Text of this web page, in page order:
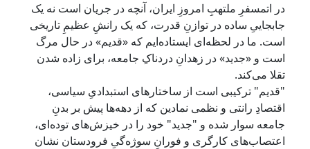
در اتمسفرِ ملتهبِ امروزِ ایران، آنچه در جریان است نه یک
جابجاییِ ساده در توازنِ قدرت، که یک رانشِ عظیمِ تاریخی
است. ما در لحظه‌ای ایستاده‌ایم که «قدیم» در حال مرگ
است و «جدید» در زهدانِ دردناکِ جامعه، برای زاده شدن
تقلا می‌کند.
"قدیم" ترکیبی است از ساختارهای استبدادیِ سیاسی،
اقتصادِ رانتی و نظمی نمادین که از دهه‌ها پیش بر بدنِ
جامعه سوار شده و "جدید" خود را در خیزش‌های توده‌ای،
اعتصاب‌های کارگری و فورانِ سوژه‌گیِ فرودستان نشان